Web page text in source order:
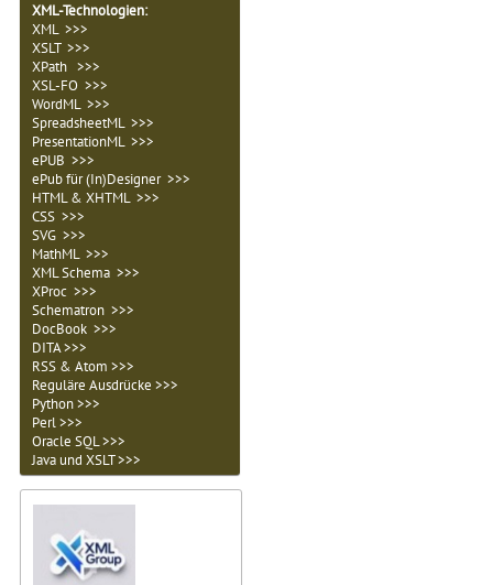
XML-Technologien:
XML >>>
XSLT >>>
XPath >>>
XSL-FO >>>
WordML >>>
SpreadsheetML >>>
PresentationML >>>
ePUB >>>
ePub für (In)Designer >>>
HTML & XHTML >>>
CSS >>>
SVG >>>
MathML >>>
XML Schema >>>
XProc >>>
Schematron >>>
DocBook >>>
DITA >>>
RSS & Atom >>>
Reguläre Ausdrücke >>>
Python >>>
Perl >>>
Oracle SQL >>>
Java und XSLT >>>